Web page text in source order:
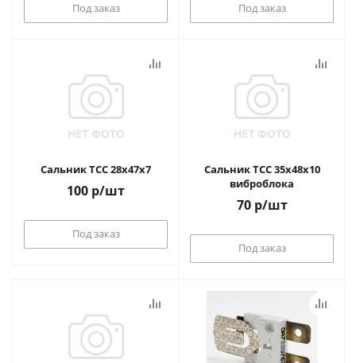
Под заказ Под заказ
Сальник ТСС 28x47x7
100 р/шт
Под заказ
Сальник ТСС 35x48x10
виброблока
70р/шт
Под заказ